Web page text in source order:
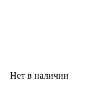
Нет в наличии